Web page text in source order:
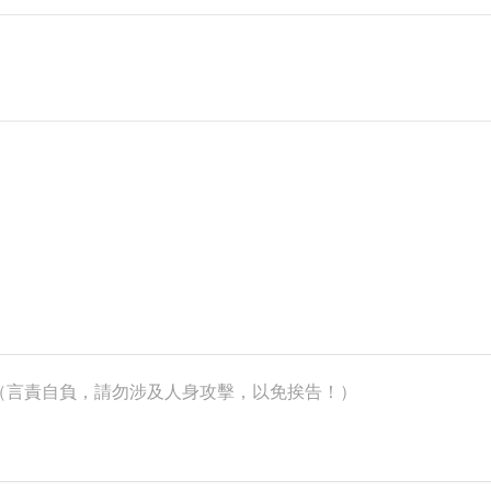
責自負，請勿涉及人身攻擊，以免挨告！）